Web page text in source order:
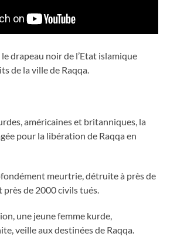
drapeau noir de l’Etat islamique
de la ville de Raqqa.
américaines et britanniques, la
pour la libération de Raqqa en
meurtrie, détruite à près de
de 2000 civils tués.
une jeune femme kurde,
veille aux destinées de Raqqa.